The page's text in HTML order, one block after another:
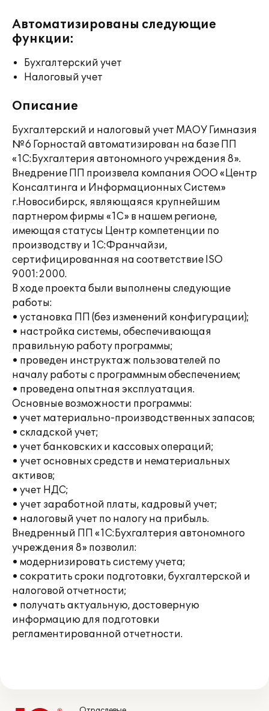
Автоматизированы следующие
функции:
Бухгалтерский учет
Налоговый учет
Описание
Бухгалтерский и налоговый учет МАОУ Гимназия
№6 Горностай автоматизирован на базе ПП
«1С:Бухгалтерия автономного учреждения 8».
Внедрение ПП произвела компания ООО «Центр
Консалтинга и Информационных Систем»
г.Новосибирск, являющаяся крупнейшим
партнером фирмы «1С» в нашем регионе,
имеющая статусы Центр компетенции по
производству и 1С:Франчайзи,
сертифицированная на соответствие ISO
9001:2000.
В ходе проекта были выполнены следующие
работы:
• установка ПП (без изменений конфигурации);
• настройка системы, обеспечивающая
правильную работу программы;
• проведен инструктаж пользователей по
началу работы с программным обеспечением;
• проведена опытная эксплуатация.
Основные возможности программы:
• учет материально-производственных запасов;
• складской учет;
• учет банковских и кассовых операций;
• учет основных средств и нематериальных
активов;
• учет НДС;
• учет заработной платы, кадровый учет;
• налоговый учет по налогу на прибыль.
Внедренный ПП «1С:Бухгалтерия автономного
учреждения 8» позволил:
• модернизировать систему учета;
• сократить сроки подготовки, бухгалтерской и
налоговой отчетности;
• получать актуальную, достоверную
информацию для подготовки
регламентированной отчетности.